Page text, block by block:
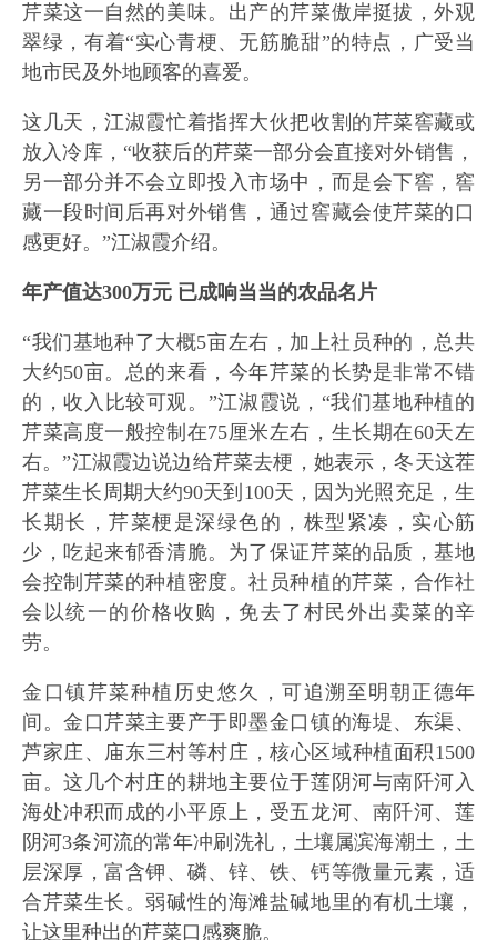
芹菜这一自然的美味。出产的芹菜傲岸挺拔，外观
翠绿，有着“实心青梗、无筋脆甜”的特点，广受当
地市民及外地顾客的喜爱。
这几天，江淑霞忙着指挥大伙把收割的芹菜窖藏或
放入冷库，“收获后的芹菜一部分会直接对外销售，
另一部分并不会立即投入市场中，而是会下窖，窖
藏一段时间后再对外销售，通过窖藏会使芹菜的口
感更好。”江淑霞介绍。
年产值达300万元 已成响当当的农品名片
“我们基地种了大概5亩左右，加上社员种的，总共
大约50亩。总的来看，今年芹菜的长势是非常不错
的，收入比较可观。”江淑霞说，“我们基地种植的
芹菜高度一般控制在75厘米左右，生长期在60天左
右。”江淑霞边说边给芹菜去梗，她表示，冬天这茬
芹菜生长周期大约90天到100天，因为光照充足，生
长期长，芹菜梗是深绿色的，株型紧凑，实心筋
少，吃起来郁香清脆。为了保证芹菜的品质，基地
会控制芹菜的种植密度。社员种植的芹菜，合作社
会以统一的价格收购，免去了村民外出卖菜的辛
劳。
金口镇芹菜种植历史悠久，可追溯至明朝正德年
间。金口芹菜主要产于即墨金口镇的海堤、东渠、
芦家庄、庙东三村等村庄，核心区域种植面积1500
亩。这几个村庄的耕地主要位于莲阴河与南阡河入
海处冲积而成的小平原上，受五龙河、南阡河、莲
阴河3条河流的常年冲刷洗礼，土壤属滨海潮土，土
层深厚，富含钾、磷、锌、铁、钙等微量元素，适
合芹菜生长。弱碱性的海滩盐碱地里的有机土壤，
让这里种出的芹菜口感爽脆。